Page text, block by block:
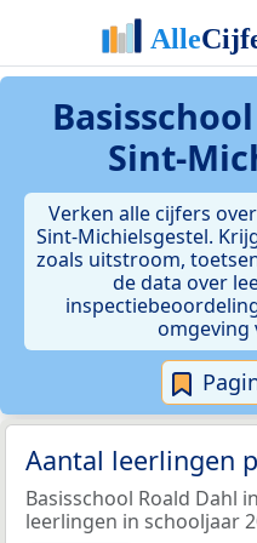
Sint-
Verken alle cijfers
Sint-Michielsgestel.
zoals uitstroom,
de data over
omgeving
Aantal leerlingen
Basisschool Roald Dahl
leerlingen in schooljaar